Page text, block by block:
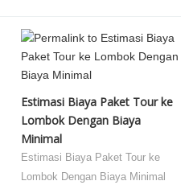
Estimasi Biaya Paket Tour ke
Lombok Dengan Biaya
Minimal
Estimasi Biaya Paket Tour ke
Lombok Dengan Biaya Minimal